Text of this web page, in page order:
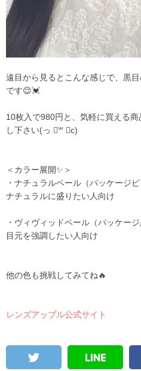
遠目から見るとこんな感じで、黒
です😌💓
10枚入で980円と、気軽に買える
し下さい(っ ॑꒳ ॑c)
＜カラー展開✨＞
・ナチュラルベール（パッケージピ
ナチュラルに盛りたい人向け
・ヴィヴィッドベール（パッケージ
目元を強調したい人向け
他の色も挑戦してみてね🔥
レンズアップル公式サイト